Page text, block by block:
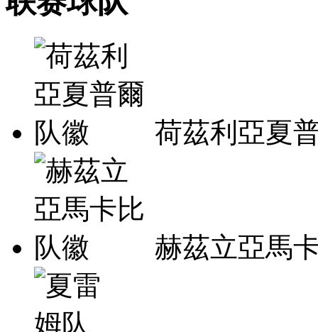
荷茲利亞夏
赫茲立亞馬